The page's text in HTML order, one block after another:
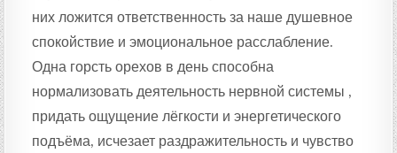
них ложится ответственность за наше душевное
спокойствие и эмоциональное расслабление.
Одна горсть орехов в день способна
нормализовать деятельность нервной системы ,
придать ощущение лёгкости и энергетического
подъёма, исчезает раздражительность и чувство